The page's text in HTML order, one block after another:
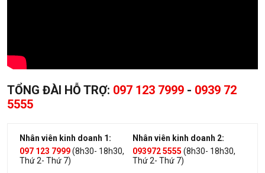
TỔNG ĐÀI HỖ TRỢ: 097 123 7999 - 0939 72
5555
Nhân viên kinh doanh 1:
097 123 7999(8h30- 18h30,
Thứ 2- Thứ 7)
Nhân viên kinh doanh 2:
093972 5555 (8h30- 18h30,
Thứ 2- Thứ 7)